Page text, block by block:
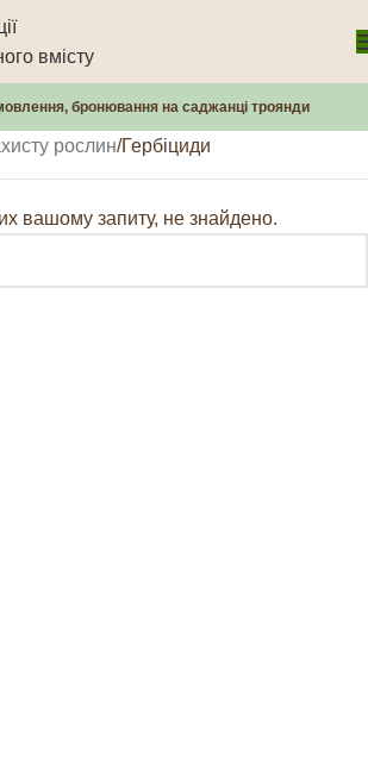
вмісту
бронювання на саджанці троянди
рослин Гербіциди
вашому запиту, не знайдено.